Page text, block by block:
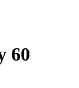
60